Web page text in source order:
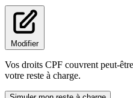
Modifier
Vos droits CPF couvrent peut-
votre reste à charge.